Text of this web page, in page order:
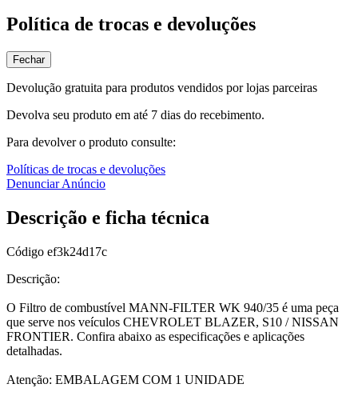
Política de trocas e devoluções
Fechar
Devolução gratuita para produtos vendidos por lojas parceiras
Devolva seu produto em até 7 dias do recebimento.
Para devolver o produto consulte:
Políticas de trocas e devoluções
Denunciar Anúncio
Descrição e ficha técnica
Código ef3k24d17c
Descrição:
O Filtro de combustível MANN-FILTER WK 940/35 é uma peça
que serve nos veículos CHEVROLET BLAZER, S10 / NISSAN
FRONTIER. Confira abaixo as especificações e aplicações
detalhadas.
Atenção: EMBALAGEM COM 1 UNIDADE